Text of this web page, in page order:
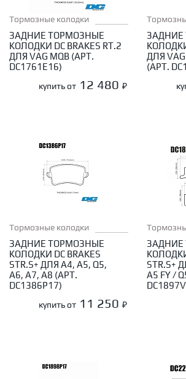
Тормозные колодки
ЗАДНИЕ ТОРМОЗНЫЕ
КОЛОДКИ DC BRAKES RT.2
ДЛЯ VAG MQB (АРТ.
DC1761E16)
купить от 12 480 ₽
КОЛОДКИ
ДЛЯ
(АРТ.
Тормозные колодки
ЗАДНИЕ ТОРМОЗНЫЕ
КОЛОДКИ DC BRAKES
STR.S+ ДЛЯ A4, A5, Q5,
A6, A7, A8 (АРТ.
DC1386P17)
купить от 11 250 ₽
КОЛОДКИ
STR.S+
A5 FY /